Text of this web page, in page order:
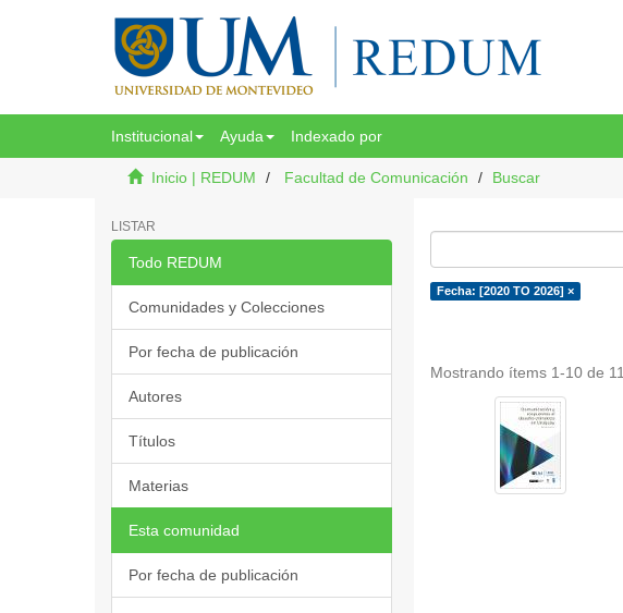
Institucional Ayuda Indexado por
Inicio | REDUM Facultad de Comunicación Buscar
LISTAR
Todo REDUM
Comunidades y Colecciones
Por fecha de publicación
Autores
Títulos
Materias
Esta comunidad
Por fecha de publicación
Fecha: [2020 TO 2026] ×
Mostrando ítems 1-10 de 11